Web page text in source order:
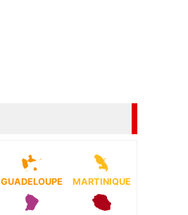
GUADELOUPE MARTINIQUE